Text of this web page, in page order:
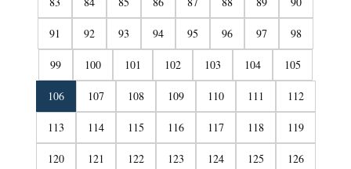
91 92 93 94 95 96 97 98
99 100 101 102 103 104 105
106 107 108 109 110 111 112
113 114 115 116 117 118 119
120 121 122 123 124 125 126